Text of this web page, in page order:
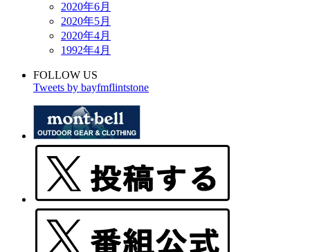
2020年6月
2020年5月
2020年4月
1992年4月
FOLLOW US
Tweets by bayfmflintstone